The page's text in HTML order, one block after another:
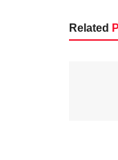
Related